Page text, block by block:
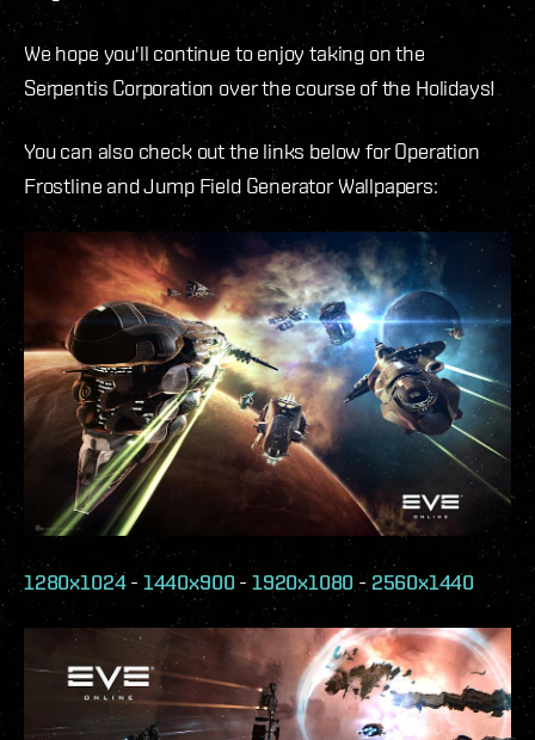
We hope you'll continue to enjoy taking on the
Serpentis Corporation over the course of the Holidays!
You can also check out the links below for Operation
Frostline and Jump Field Generator Wallpapers:
1280x1024- 1440x900 - 1920x1080 - 2560x1440